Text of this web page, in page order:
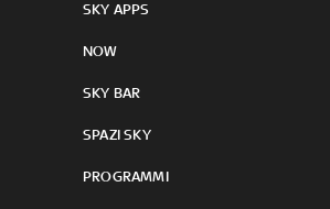
SKY APPS
NOW
SKY BAR
SPAZI SKY
PROGRAMMI